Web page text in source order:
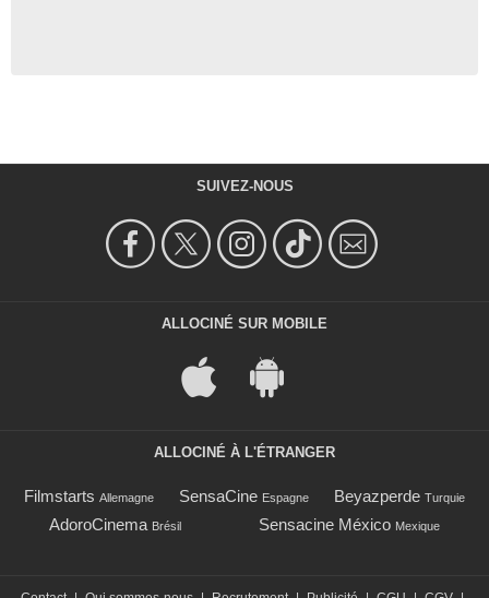
SUIVEZ-NOUS
ALLOCINÉ SUR MOBILE
ALLOCINÉ À L'ÉTRANGER
Filmstarts Allemagne SensaCine Espagne Beyazperde Turquie
AdoroCinema Brésil Sensacine México Mexique